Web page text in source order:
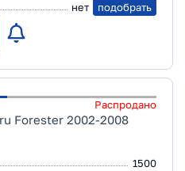
нет подобрать
Распродано
Forester 2002-2008
1500